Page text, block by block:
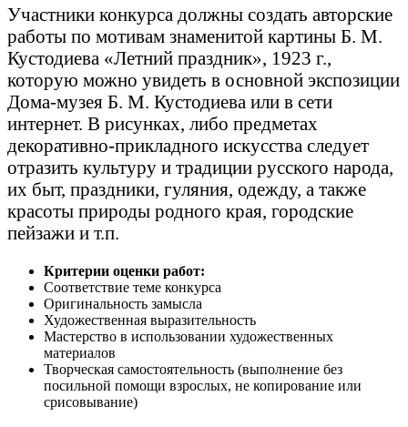
Участники конкурса должны создать авторские
работы по мотивам знаменитой картины Б. М.
Кустодиева «Летний праздник», 1923 г.,
которую можно увидеть в основной экспозиции
Дома-музея Б. М. Кустодиева или в сети
интернет. В рисунках, либо предметах
декоративно-прикладного искусства следует
отразить культуру и традиции русского народа,
их быт, праздники, гуляния, одежду, а также
красоты природы родного края, городские
пейзажи и т.п.
Критерии оценки работ:
Соответствие теме конкурса
Оригинальность замысла
Художественная выразительность
Мастерство в использовании художественных
материалов
Творческая самостоятельность (выполнение без
посильной помощи взрослых, не копирование или
срисовывание)